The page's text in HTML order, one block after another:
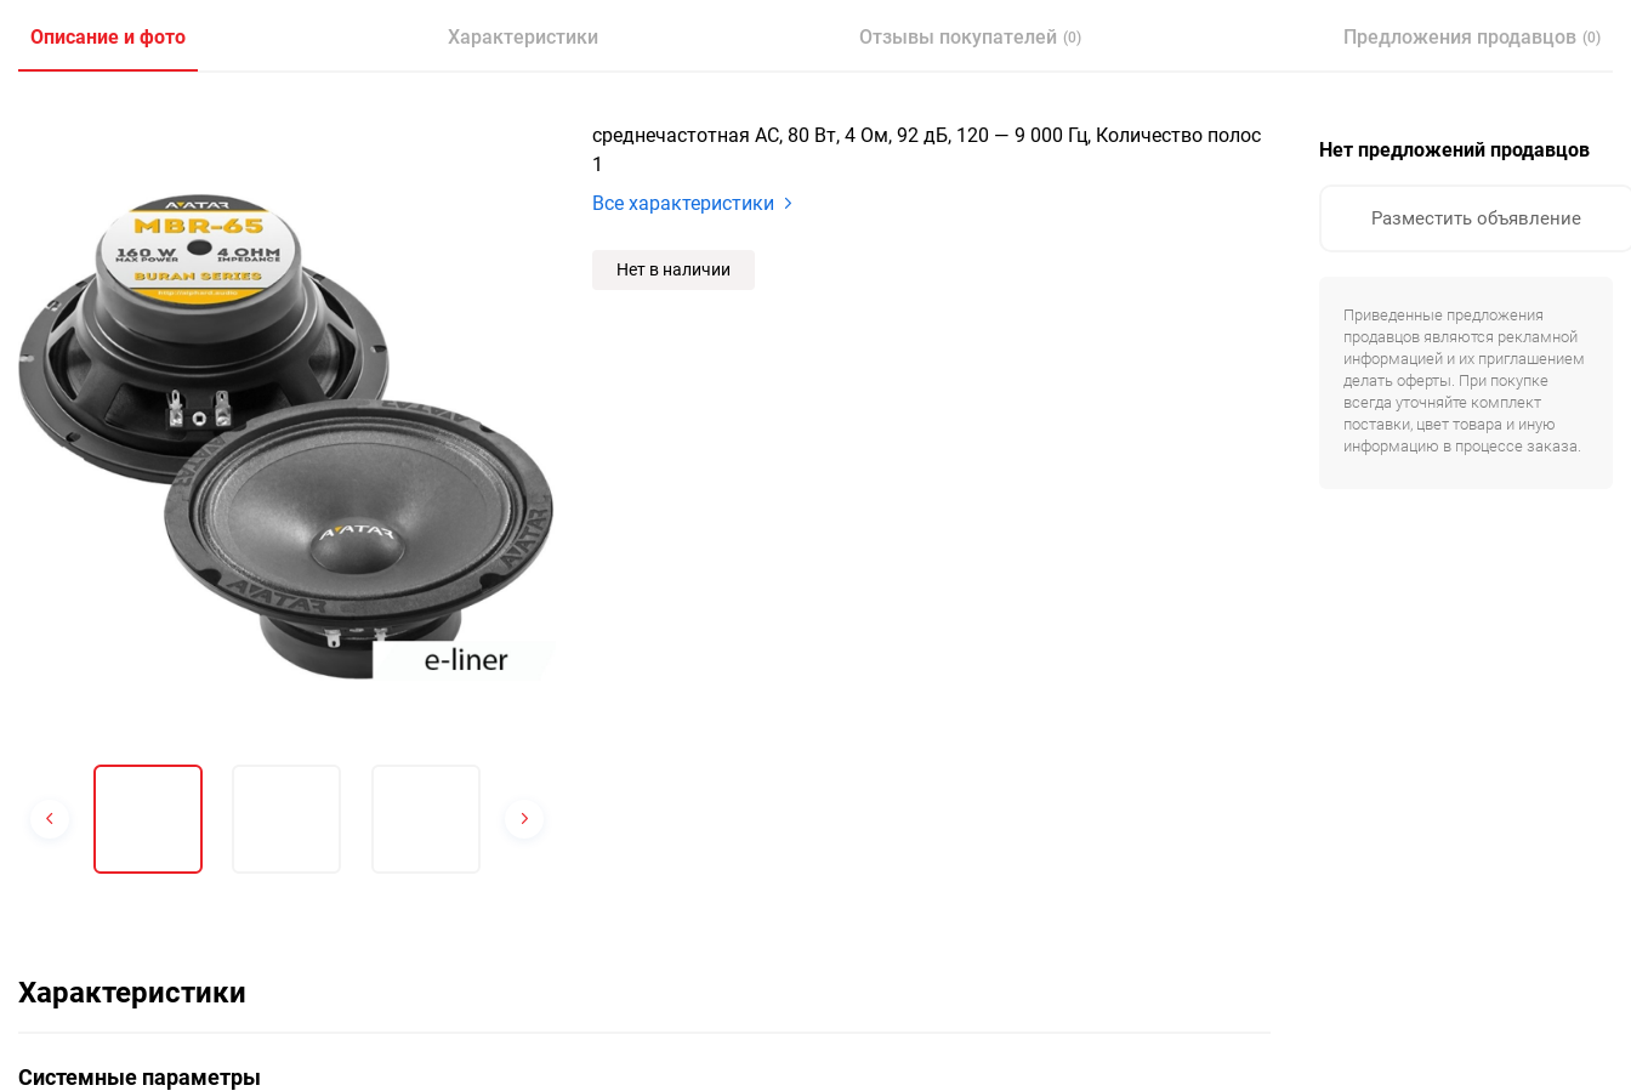
Описание и фото Характеристики Отзывы покупателей (0) Предложения продавцов (0)
среднечастотная АС, 80 Вт, 4 Ом, 92 дБ, 120 — 9 000 Гц, Количество полос
1
Все характеристики
Нет в наличии
Характеристики
Системные параметры
Нет предложений продавцов
Разместить объявление
Приведенные предложения
продавцов являются рекламной
информацией и их приглашением
делать оферты. При покупке
всегда уточняйте комплект
поставки, цвет товара и иную
информацию в процессе заказа.